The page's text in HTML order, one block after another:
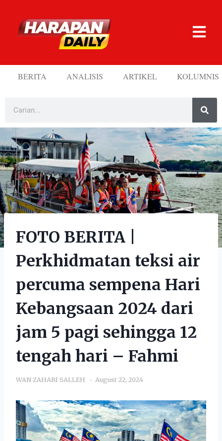
BERITA ANALISIS ARTIKEL KOLUMNIS
FOTO BERITA |
Perkhidmatan teksi air
percuma sempena Hari
Kebangsaan 2024 dari
jam 5 pagi sehingga 12
tengah hari – Fahmi
WAN ZAHARI SALLEH August 22, 2024